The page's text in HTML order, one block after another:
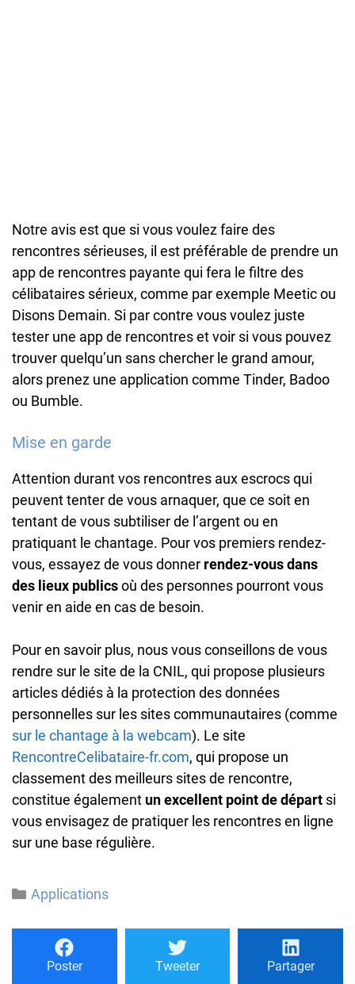
Notre avis est que si vous voulez faire des
rencontres sérieuses, il est préférable de prendre un
app de rencontres payante qui fera le filtre des
célibataires sérieux, comme par exemple Meetic ou
Disons Demain. Si par contre vous voulez juste
tester une app de rencontres et voir si vous pouvez
trouver quelqu’un sans chercher le grand amour,
alors prenez une application comme Tinder, Badoo
ou Bumble.
Mise en garde
Attention durant vos rencontres aux escrocs qui
peuvent tenter de vous arnaquer, que ce soit en
tentant de vous subtiliser de l’argent ou en
pratiquant le chantage. Pour vos premiers rendez-
vous, essayez de vous donner rendez-vous dans
des lieux publicsoù des personnes pourront vous
venir en aide en cas de besoin.
Pour en savoir plus, nous vous conseillons de vous
rendre sur le site de la CNIL, qui propose plusieurs
articles dédiés à la protection des données
personnelles sur les sites communautaires (comme
sur le chantage à la webcam). Le site
RencontreCelibataire-fr.com, qui propose un
classement des meilleurs sites de rencontre,
constitue également un excellent point de départ si
vous envisagez de pratiquer les rencontres en ligne
sur une base régulière.
Catégories
Applications
Poster Tweeter Partager